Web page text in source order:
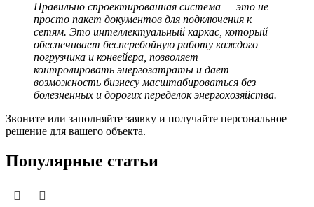
Правильно спроектированная система — это не
просто пакет документов для подключения к
сетям. Это интеллектуальный каркас, который
обеспечивает бесперебойную работу каждого
погрузчика и конвейера, позволяет
контролировать энергозатраты и дает
возможность бизнесу масштабироваться без
болезненных и дорогих переделок энергохозяйства.
Звоните или заполняйте заявку и получайте персональное
решение для вашего объекта.
Популярные статьи